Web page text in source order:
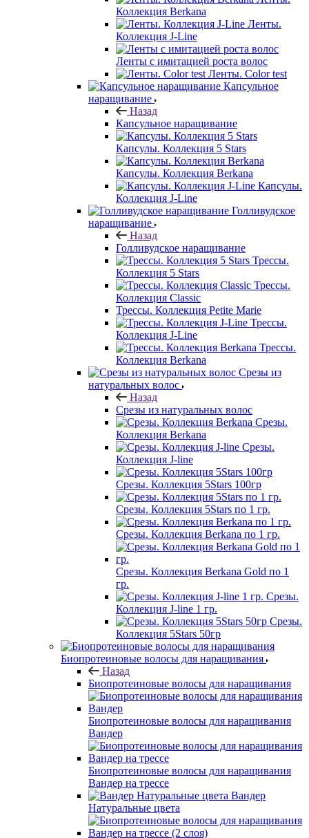
Коллекция Berkana
Ленты.
Коллекция J-Line
Ленты с имитацией роста волос
Ленты. Color test
Капсульное
наращивание
Назад
Капсульное наращивание
Капсулы. Коллекция 5 Stars
Капсулы. Коллекция Berkana
Капсулы.
Коллекция J-Line
Голливудское
наращивание
Назад
Голливудское наращивание
Трессы.
Коллекция 5 Stars
Трессы.
Коллекция Classic
Трессы. Коллекция Petite Marie
Трессы.
Коллекция J-Line
Трессы.
Коллекция Berkana
Срезы из
натуральных волос
Назад
Срезы из натуральных волос
Срезы.
Коллекция Berkana
Срезы.
Коллекция J-line
Срезы. Коллекция 5Stars 100гр
Срезы. Коллекция 5Stars по 1 гр.
Срезы. Коллекция Berkana по 1 гр.
Срезы. Коллекция Berkana Gold по 1
гр.
Срезы.
Коллекция J-line 1 гр.
Срезы.
Коллекция 5Stars 50гр
Биопротеиновые волосы для наращивания
Назад
Биопротеиновые волосы для наращивания
Биопротеиновые волосы для наращивания
Вандер
Биопротеиновые волосы для наращивания
Вандер на трессе
Вандер
Натуральные цвета